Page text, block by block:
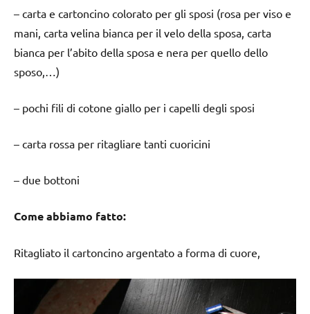
– carta e cartoncino colorato per gli sposi (rosa per viso e
mani, carta velina bianca per il velo della sposa, carta
bianca per l’abito della sposa e nera per quello dello
sposo,…)
– pochi fili di cotone giallo per i capelli degli sposi
– carta rossa per ritagliare tanti cuoricini
– due bottoni
Come abbiamo fatto:
Ritagliato il cartoncino argentato a forma di cuore,